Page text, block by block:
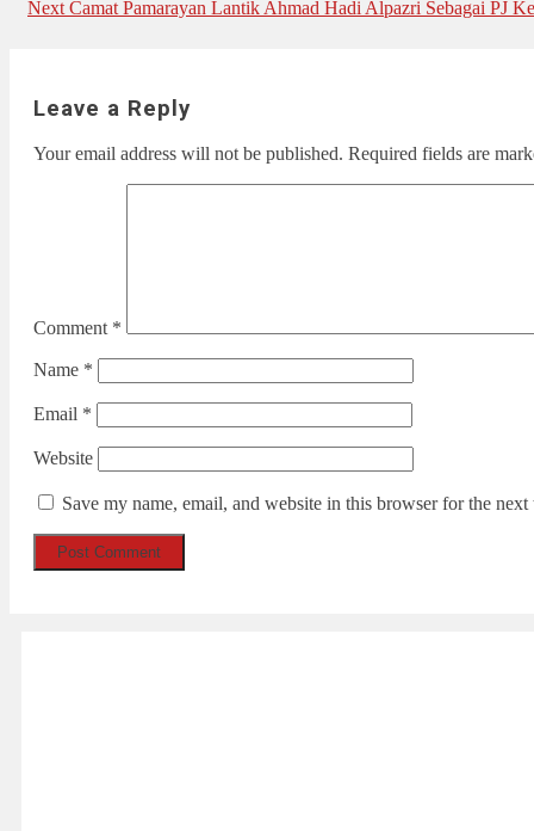
navigation
post:
Next Next
Camat Pamarayan Lantik Ahmad Hadi Alpazri Sebagai PJ
Leave a Reply
Your email address will not be published. Required fields are
Comment *
Name *
Email *
Website
Save my name, email, and website in this browser for the